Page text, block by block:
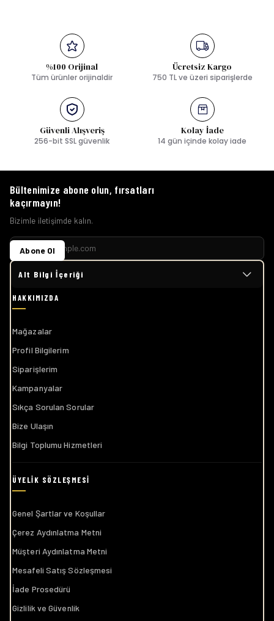
%100 Orijinal
Tüm ürünler orijinaldir
Ücretsiz Kargo
750 TL ve üzeri siparişlerde
Güvenli Alışveriş
256-bit SSL güvenlik
Kolay İade
14 gün içinde kolay iade
Alt Bilgi İçeriği
Mağazalar
Profil Bilgilerim
Siparişlerim
Kampanyalar
Sıkça Sorulan Sorular
Bize Ulaşın
Bilgi Toplumu Hizmetleri
Genel Şartlar ve Koşullar
Çerez Aydınlatma Metni
Müşteri Aydınlatma Metni
Mesafeli Satış Sözleşmesi
İade Prosedürü
Gizlilik ve Güvenlik
Bültenimize abone olun, fırsatları
kaçırmayın!
Bizimle iletişimde kalın.
Abone Ol